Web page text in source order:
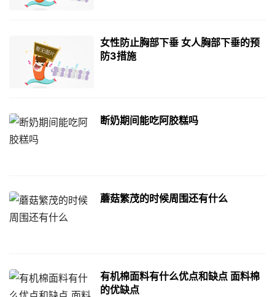
女性防止胸部下垂 女人胸部下垂的预
防3措施
断奶期间能吃阿胶糕吗
蘑菇繁茂的时候周围还有什么
有机棉面料有什么优点和缺点 面料棉
的优缺点